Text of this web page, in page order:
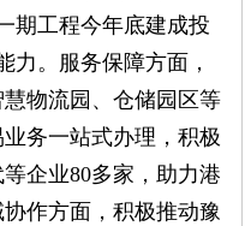
期工程今年底建成投
力。服务保障方面，
物流园、仓储园区等
务一站式办理，积极
企业80多家，助力港
作方面，积极推动豫